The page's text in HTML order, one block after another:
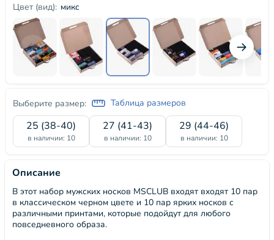
Цвет (вид): микс
Выберите размер: Таблица размеров
25 (38-40)
в наличии: 10
27 (41-43)
в наличии: 10
29 (44-46)
в наличии: 10
Описание
В этот набор мужских носков MSCLUB входят входят 10 пар
в классическом черном цвете и 10 пар ярких носков с
различными принтами, которые подойдут для любого
повседневного образа.